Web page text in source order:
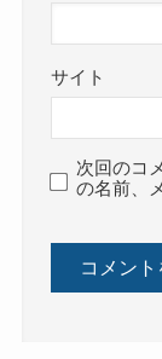
サイト
次回のコ
の名前、